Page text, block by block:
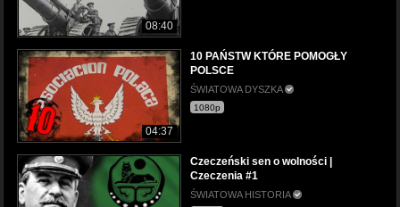
08:40
04:37
10 PAŃSTW KTÓRE POMOGŁY
POLSCE
ŚWIATOWA DYSZKA
1080p
Czeczeński sen o wolności |
Czeczenia #1
ŚWIATOWA HISTORIA